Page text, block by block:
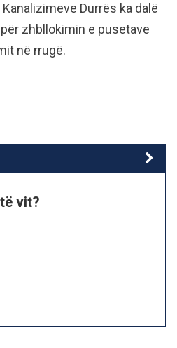
Durrës ka dalë
zhbllokimin e pusetave
në rrugë.
vit?